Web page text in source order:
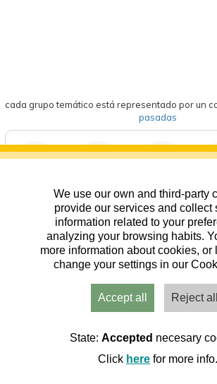
We use our own and third-party
provide our services and collect
information related to your
analyzing your browsing habits.
more information about cookies, or
change your settings in our
Accept all Reject all
State: Accepted necesary
Click here for more info.
cada grupo temático está representado por un
pasadas
eventos competición